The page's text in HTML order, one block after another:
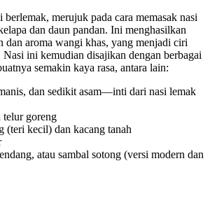
merujuk pada cara memasak nasi
dan daun pandan. Ini menghasilkan
dan aroma wangi khas, yang menjadi ciri
Nasi ini kemudian disajikan dengan berbagai
semakin kaya rasa, antara lain:
dan sedikit asam—inti dari nasi lemak
telur goreng
(teri kecil) dan kacang tanah
atau sambal sotong (versi modern dan